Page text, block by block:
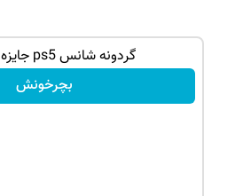
گردونه شانس ps5 جایزه میده 🔥
بچرخونش